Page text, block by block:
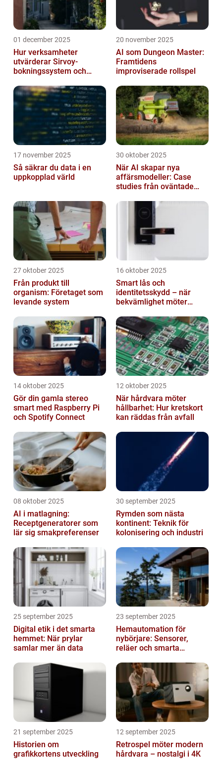
01 december 2025
Hur verksamheter
utvärderar Sirvoy-
bokningssystem och
20 november 2025
AI som Dungeon Master:
Framtidens
improviserade rollspel
17 november 2025
Så säkrar du data i en
uppkopplad värld
30 oktober 2025
När AI skapar nya
affärsmodeller: Case
studies från oväntade
27 oktober 2025
Från produkt till
organism: Företaget som
levande system
16 oktober 2025
Smart lås och
identitetsskydd – när
bekvämlighet möter
14 oktober 2025
Gör din gamla stereo
smart med Raspberry Pi
och Spotify Connect
12 oktober 2025
När hårdvara möter
hållbarhet: Hur kretskort
kan räddas från avfall
08 oktober 2025
AI i matlagning:
Receptgeneratorer som
lär sig smakpreferenser
30 september 2025
Rymden som nästa
kontinent: Teknik för
kolonisering och industri
25 september 2025
Digital etik i det smarta
hemmet: När prylar
samlar mer än data
23 september 2025
Hemautomation för
nybörjare: Sensorer,
reläer och smarta
21 september 2025
Historien om
grafikkortens utveckling
12 september 2025
Retrospel möter modern
hårdvara – nostalgi i 4K